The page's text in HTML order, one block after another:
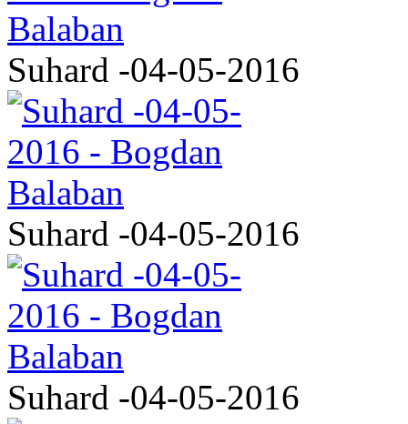
Suhard -04-05-2016
Suhard -04-05-2016
Suhard -04-05-2016